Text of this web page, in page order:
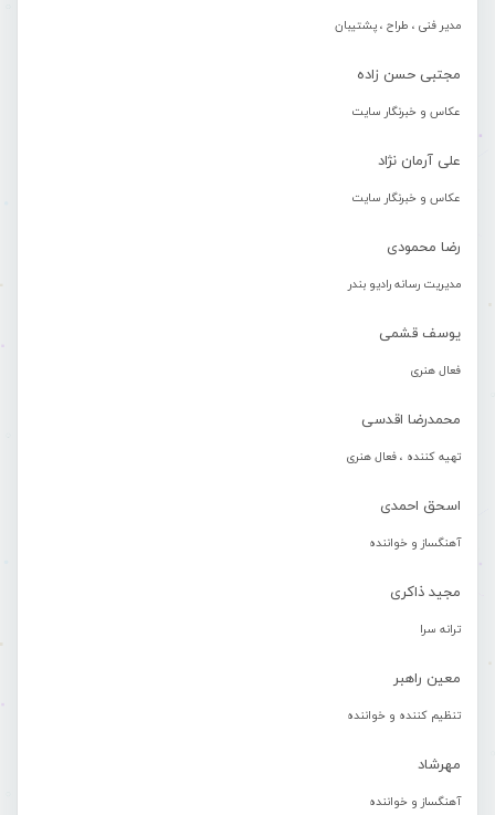
مدیر فنی ، طراح ، پشتیبان
مجتبی حسن زاده
عکاس و خبرنگار سایت
علی آرمان نژاد
عکاس و خبرنگار سایت
رضا محمودی
مدیریت رسانه رادیو بندر
یوسف قشمی
فعال هنری
محمدرضا اقدسی
تهیه کننده ، فعال هنری
اسحق احمدی
آهنگساز و خواننده
مجید ذاکری
ترانه سرا
معین راهبر
تنظیم کننده و خواننده
مهرشاد
آهنگساز و خواننده